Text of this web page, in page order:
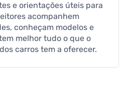
e orientações úteis para
acompanhem
conheçam modelos e
melhor tudo o que o
carros tem a oferecer.